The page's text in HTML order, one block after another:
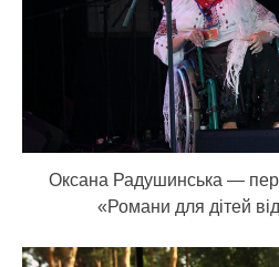
Оксана Радушинська —
«Романи для дітей